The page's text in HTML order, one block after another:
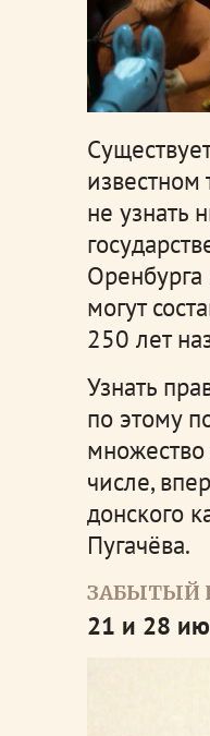
известном
не узнать
могут
250 лет
Узнать
по этому
множество
числе,
донского
Пугачёва.
ЗАБЫТЫЙ
21 и 28